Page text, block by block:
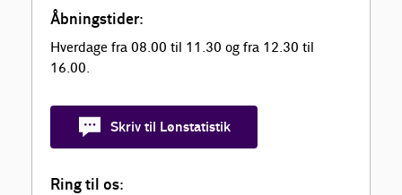
Åbningstider:
Hverdage fra 08.00 til 11.30 og fra 12.30 til
16.00.
Skriv til Lønstatistik
Ring til os: